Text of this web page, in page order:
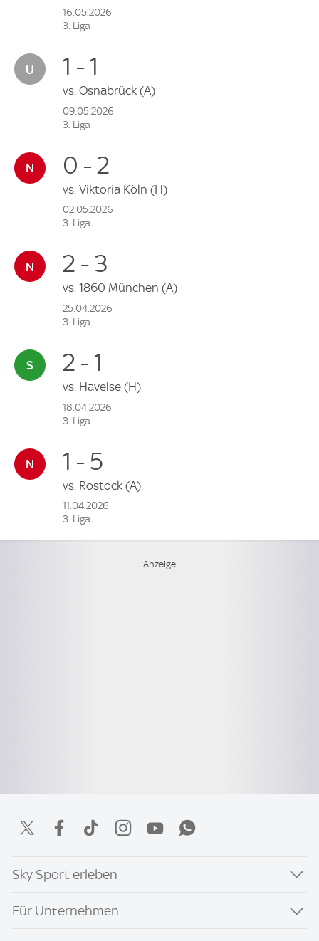
16.05.2026
3. Liga
1 - 1
vs. Osnabrück (A)
09.05.2026
3. Liga
0 - 2
vs. Viktoria Köln (H)
02.05.2026
3. Liga
2 - 3
vs. 1860 München (A)
25.04.2026
3. Liga
2 - 1
vs. Havelse (H)
18.04.2026
3. Liga
1 - 5
vs. Rostock (A)
11.04.2026
3. Liga
Sky Sport erleben
Für Unternehmen